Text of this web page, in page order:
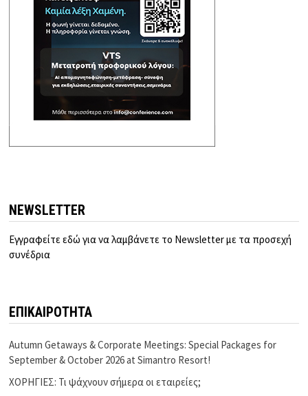
NEWSLETTER
Εγγραφείτε εδώ για να λαμβάνετε το Newsletter με τα προσεχή
συνέδρια
ΕΠΙΚΑΙΡΟΤΗΤΑ
Autumn Getaways & Corporate Meetings: Special Packages for
September & October 2026 at Simantro Resort!
ΧΟΡΗΓΙΕΣ: Τι ψάχνουν σήμερα οι εταιρείες;